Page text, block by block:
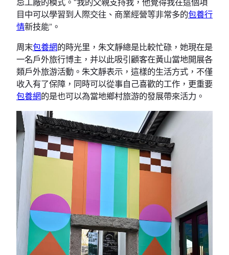
目中可以學習到人際交往、商業經營等非常多的包養行
情新技能”。
周末包養網的時光里，朱文靜總是比較忙碌，她現在是
一名戶外旅行博主，并以此吸引顧客在黃山當地開展各
類戶外旅游活動。朱文靜表示，這樣的生活方式，不僅
收入有了保障，同時可以從事自己喜歡的工作，更重要
包養網的是也可以為當地鄉村旅游的發展帶來活力。